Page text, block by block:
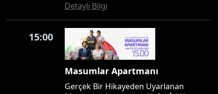
Detaylı Bilgi
15:00
Masumlar Apartmanı
Gerçek Bir Hikayeden Uyarlanan